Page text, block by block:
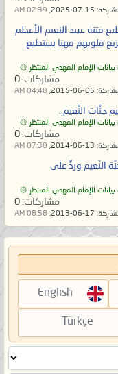
وَعَلَانِيَةً
أُولَـٰئِكَ لَهُمْ
جَنَّاتُ عَدْنٍ يَدْخُلُونَهَا
وَذُرِّيَّاتِهِمْ
مِّن كُلِّ بَابٍ
فَنِعْمَ عُقْبَى
[الرعد].
فمن هم أولو
لا يتّبعون
بل يردّون
عقولهم هل
تعمى الأبصار
ولذلك
لو لم
وكذلك سوف
الباطل
ما ليس له
قال الله
02:39 AM
فتنة عبيد النعيم الأعظم
قلوبهم فهنا يستطيع
الإمام المهدي المنتظر ۞
مشاركات:
04:48 AM
جنَّات النَّعيم..
الإمام المهدي المنتظر ۞
مشاركات:
07:30 AM
النّعيم وردٌّ على
الإمام المهدي المنتظر ۞
مشاركات:
08:58 AM
English
Türkçe